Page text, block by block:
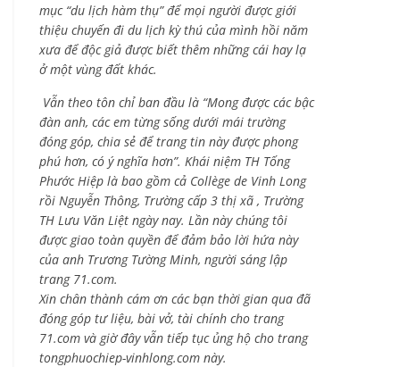
mục “du lịch hàm thụ” để mọi người được giới
thiệu chuyến đi du lịch kỳ thú của mình hồi năm
xưa để độc giả được biết thêm những cái hay lạ
ở một vùng đất khác.
Vẫn theo tôn chỉ ban đầu là “Mong được các bậc
đàn anh, các em từng sống dưới mái trường
đóng góp, chia sẻ để trang tin này được phong
phú hơn, có ý nghĩa hơn”. Khái niệm TH Tống
Phước Hiệp là bao gồm cả Collège de Vinh Long
rồi Nguyễn Thông, Trường cấp 3 thị xã , Trường
TH Lưu Văn Liệt ngày nay. Lần này chúng tôi
được giao toàn quyền để đảm bảo lời hứa này
của anh Trương Tường Minh, người sáng lập
trang 71.com.
Xin chân thành cám ơn các bạn thời gian qua đã
đóng góp tư liệu, bài vở, tài chính cho trang
71.com và giờ đây vẫn tiếp tục ủng hộ cho trang
tongphuochiep-vinhlong.com này.